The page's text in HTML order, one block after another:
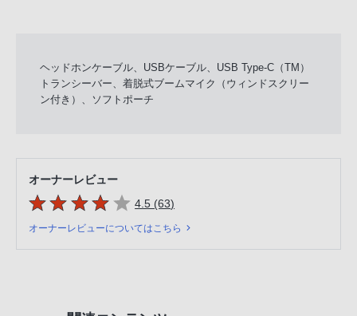
ヘッドホンケーブル、USBケーブル、USB Type-C（TM）
トランシーバー、着脱式ブームマイク（ウィンドスクリー
ン付き）、ソフトポーチ
オーナーレビュー
5つの星のうち
4.5 (63件のレビュー
)
オーナーレビューについてはこちら